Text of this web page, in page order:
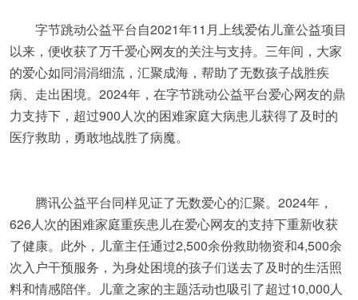
字节跳动公益平台自2021年11月上线爱佑儿童公益项目
以来，便收获了万千爱心网友的关注与支持。三年间，大家
的爱心如同涓涓细流，汇聚成海，帮助了无数孩子战胜疾
病、走出困境。2024年，在字节跳动公益平台爱心网友的鼎
力支持下，超过900人次的困难家庭大病患儿获得了及时的
医疗救助，勇敢地战胜了病魔。
腾讯公益平台同样见证了无数爱心的汇聚。2024年，
626人次的困难家庭重疾患儿在爱心网友的支持下重新收获
了健康。此外，儿童主任通过2,500余份救助物资和4,500余
次入户干预服务，为身处困境的孩子们送去了及时的生活照
料和情感陪伴。儿童之家的主题活动也吸引了超过10,000人